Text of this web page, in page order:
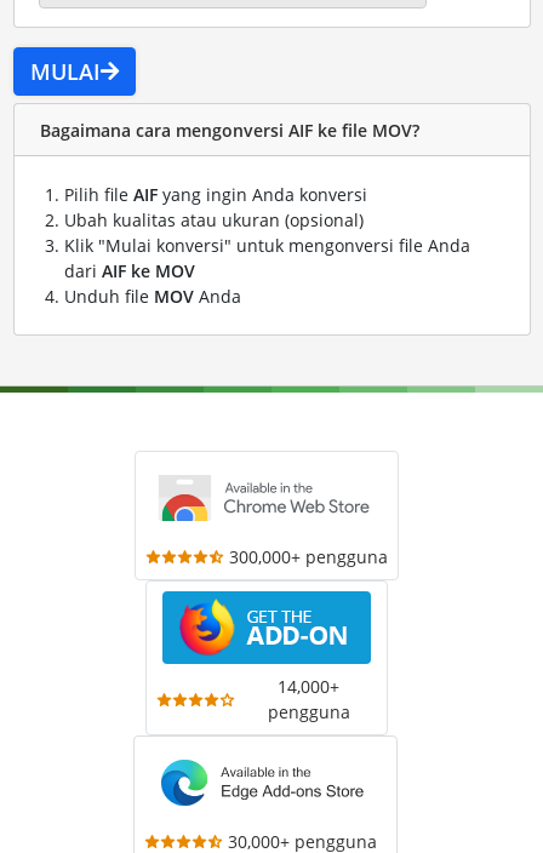
MULAI
Bagaimana cara mengonversi AIF ke file MOV?
Pilih file AIFyang ingin Anda konversi
Ubah kualitas atau ukuran (opsional)
Klik "Mulai konversi" untuk mengonversi file Anda
dari AIF ke MOV
Unduh file MOVAnda
300,000+ pengguna
14,000+
pengguna
30,000+ pengguna